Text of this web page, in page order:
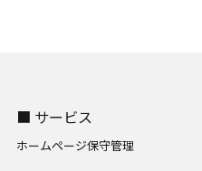
■ サービス
ホームページ保守管理